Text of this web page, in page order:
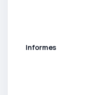
Informes